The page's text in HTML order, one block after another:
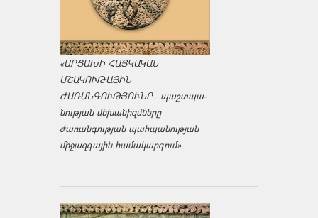
«ԱՐՑԱԽԻ ՀԱՅԿԱԿԱՆ
ՄՇԱԿՈՒԹԱՅԻՆ
ԺԱՌԱՆԳՈՒԹՅՈՒՆԸ․ պաշտպա­
նության մեխանիզմները
ժառանգության պահպանության
միջազ­գային համակարգում»